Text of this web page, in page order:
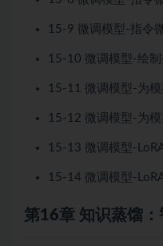
15-9 微调模型-指令
15-10 微调模型-绘制
15-11 微调模型-为模
15-12 微调模型-为模
15-13 微调模型-
15-14 微调模型-
第16章 知识蒸馏